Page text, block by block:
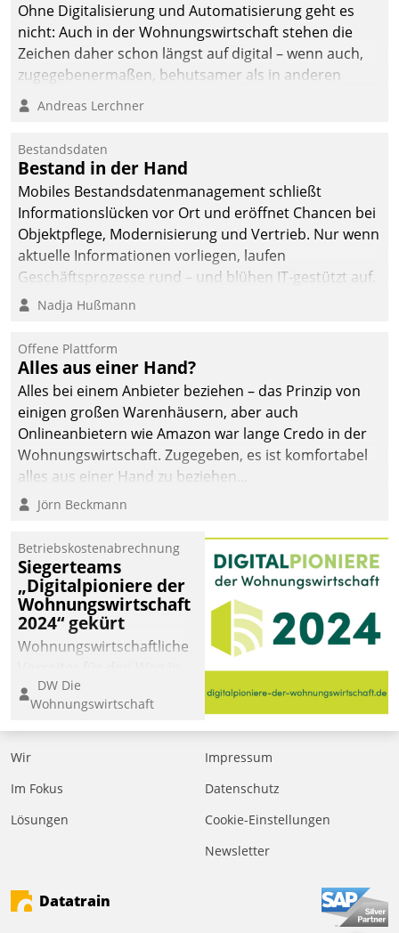
Ohne Digitalisierung und Automatisierung geht es
nicht: Auch in der Wohnungswirtschaft stehen die
Zeichen daher schon längst auf digital – wenn auch,
zugegebenermaßen, behutsamer als in anderen
Branchen.
Andreas Lerchner
Bestandsdaten
Bestand in der Hand
Mobiles Bestandsdatenmanagement schließt
Informationslücken vor Ort und eröffnet Chancen bei
Objektpflege, Modernisierung und Vertrieb. Nur wenn
aktuelle Informationen vorliegen, laufen
Geschäftsprozesse rund – und blühen IT-gestützt auf.
Nadja Hußmann
Offene Plattform
Alles aus einer Hand?
Alles bei einem Anbieter beziehen – das Prinzip von
einigen großen Warenhäusern, aber auch
Onlineanbietern wie Amazon war lange Credo in der
Wohnungswirtschaft. Zugegeben, es ist komfortabel
alles aus einer Hand zu beziehen...
Jörn Beckmann
Betriebskostenabrechnung
Siegerteams
„Digitalpioniere der
Wohnungswirtschaft
2024“ gekürt
Wohnungswirtschaftliche
eine digitale Zukunft zu
finden, ist das Ziel des
Awards „Digitalpioniere
der
Bewerben können sich
dafür ein Team
DW Die
Wohnungswirtschaft
Wir
Im Fokus
Lösungen
Impressum
Datenschutz
Cookie-Einstellungen
Newsletter
Datatrain